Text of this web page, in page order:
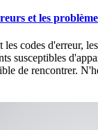
et les
codes d'erreur,
susceptibles
de rencontrer.